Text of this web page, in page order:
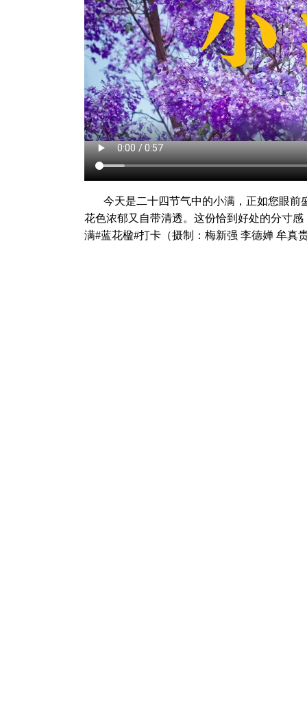
今天是二十四节气中的小满，正如您眼前
花色浓郁又自带清透。这份恰到好处的分寸
满#蓝花楹#打卡（摄制：梅新强 李德婵 牟真